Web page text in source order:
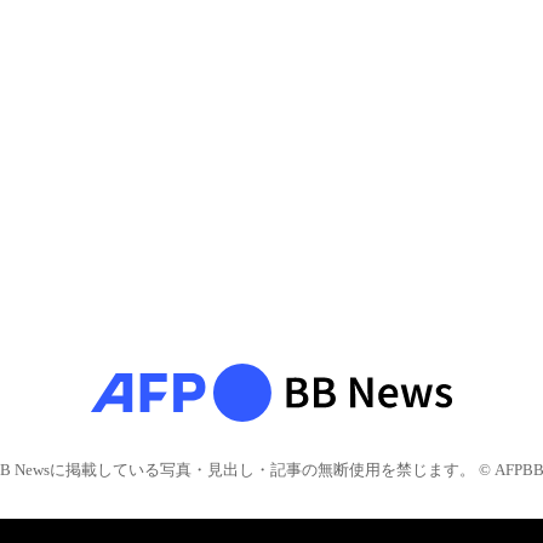
Newsに掲載している写真・見出し・記事の無断使用を禁じます。 © AFPBB